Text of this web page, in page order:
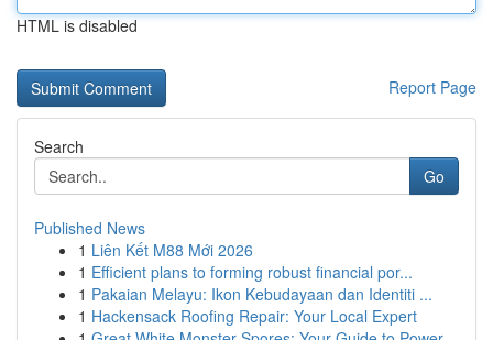
HTML is disabled
Report Page
Search
Go
Published News
1 Liên Kết M88 Mới 2026
1 Efficient plans to forming robust financial por...
1 Pakaian Melayu: Ikon Kebudayaan dan Identiti ...
1 Hackensack Roofing Repair: Your Local Expert